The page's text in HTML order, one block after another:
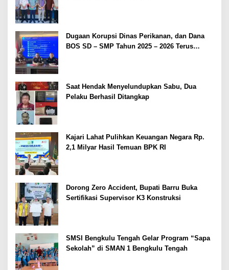
Dugaan Korupsi Dinas Perikanan, dan Dana
BOS SD – SMP Tahun 2025 – 2026 Terus
Saat Hendak Menyelundupkan Sabu, Dua
Pelaku Berhasil Ditangkap
Kajari Lahat Pulihkan Keuangan Negara Rp.
2,1 Milyar Hasil Temuan BPK RI
Dorong Zero Accident, Bupati Barru Buka
Sertifikasi Supervisor K3 Konstruksi
SMSI Bengkulu Tengah Gelar Program “Sapa
Sekolah” di SMAN 1 Bengkulu Tengah